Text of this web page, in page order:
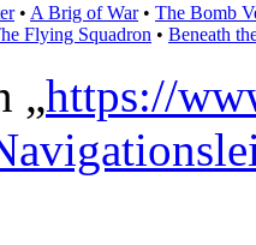
• A Brig of War• The Bomb
Flying Squadron • Beneath
„https://